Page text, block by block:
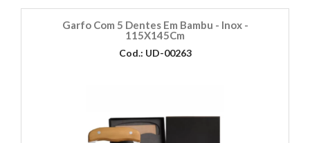
Garfo Com 5 Dentes Em Bambu - Inox -
115X145Cm
Cod.: UD-00263